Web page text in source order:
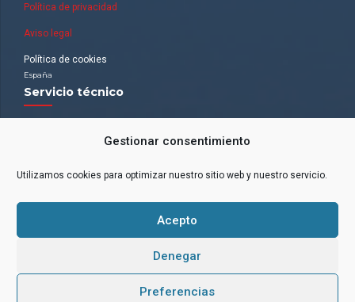
Gestionar consentimiento
Utilizamos cookies para optimizar nuestro sitio web y nuestro servicio.
Acepto
Denegar
Preferencias
Política de privacidad
Aviso legal
Política de cookies
España
Servicio técnico
CATALUÑA. Puig-Reig y Terrassa.
CASTILLA LEÓN (ZONA NORTE). Zamora
EXTREMADURA.
ISLAS CANARIAS. Tenerife.
Estemos en contacto